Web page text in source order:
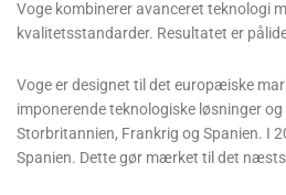
Voge kombinerer avanceret teknologi
kvalitetsstandarder. Resultatet er
Voge er designet til det europæiske
imponerende teknologiske løsninger
Storbritannien, Frankrig og Spanien. I
Spanien. Dette gør mærket til det